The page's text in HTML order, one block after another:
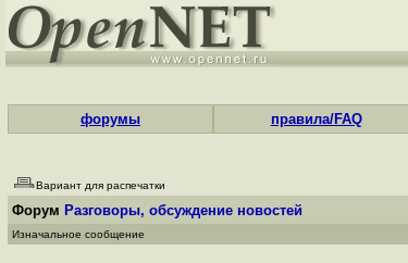
форумы правила/FAQ
Вариант для распечатки
Форум Разговоры, обсуждение новостей
Изначальное сообщение